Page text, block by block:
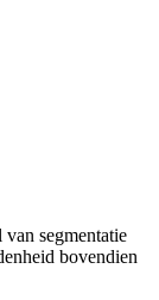
segmentatie
bovendien